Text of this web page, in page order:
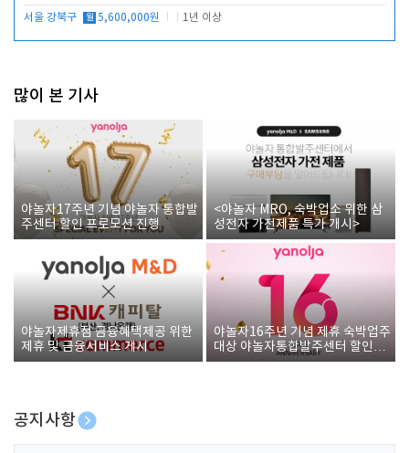
서울 강북구 월 5,600,000원 1년 이상
많이 본 기사
야놀자17주년 기념 야놀자 통합발
주센터 할인 프로모션 진행
<야놀자 MRO, 숙박업소 위한 삼
성전자 가전제품 특가 개시>
야놀자제휴점 금융혜택제공 위한
제휴 및 금융서비스 게시
야놀자16주년 기념 제휴 숙박업주
대상 야놀자통합발주센터 할인쿠
폰 증정
공지사항
[호텔업] 개인정보 처리방침 개정본1 (19.09.02)